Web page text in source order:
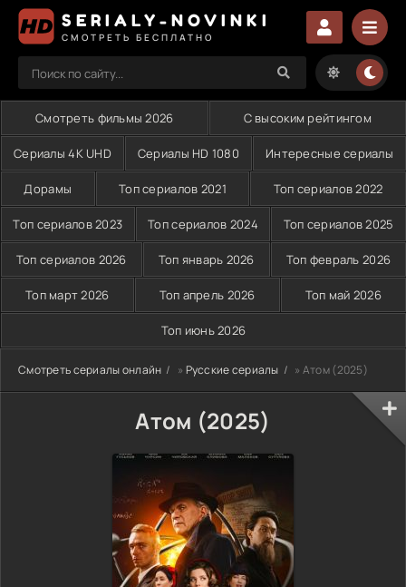
SERIALY-NOVINKI
СМОТРЕТЬ БЕСПЛАТНО
Смотреть фильмы 2026 С высоким рейтингом
Сериалы 4K UHD Сериалы HD 1080 Интересные сериалы
Дорамы Топ сериалов 2021 Топ сериалов 2022
Топ сериалов 2023 Топ сериалов 2024 Топ сериалов 2025
Топ сериалов 2026 Топ январь 2026 Топ февраль 2026
Топ март 2026 Топ апрель 2026 Топ май 2026
Топ июнь 2026
Смотреть сериалы онлайн » Русские сериалы » Атом (2025)
Атом (2025)